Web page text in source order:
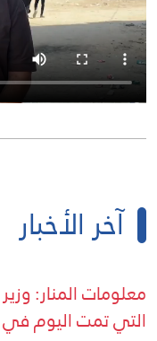
آخر الأخبار
معلومات المنار:
التي تمت اليوم